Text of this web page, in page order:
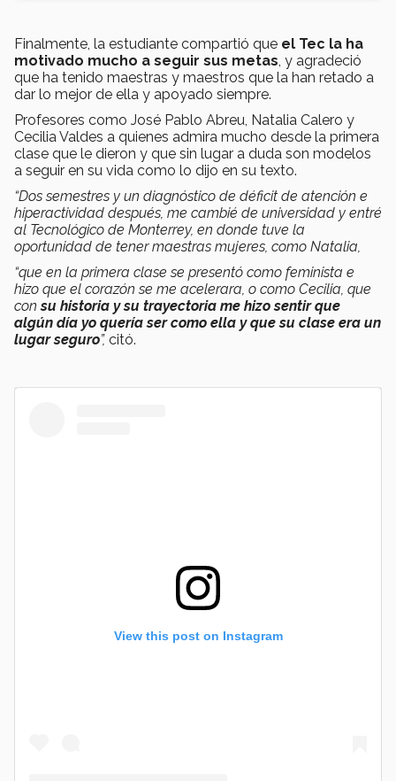
Finalmente, la estudiante compartió que el Tec la ha
motivado mucho a seguir sus metas , y agradeció
que ha tenido maestras y maestros que la han retado a
dar lo mejor de ella y apoyado siempre.
Profesores como José Pablo Abreu, Natalia Calero y
Cecilia Valdes a quienes admira mucho desde la primera
clase que le dieron y que sin lugar a duda son modelos
a seguir en su vida como lo dijo en su texto.
“Dos semestres y un diagnóstico de déficit de atención e
hiperactividad después, me cambié de universidad y entré
al Tecnológico de Monterrey, en donde tuve la
oportunidad de tener maestras mujeres, como Natalia,
“que en la primera clase se presentó como feminista e
hizo que el corazón se me acelerara, o como Cecilia, que
consu historia y su trayectoria me hizo sentir que
algún día yo quería ser como ella y que su clase era un
lugar seguro”, citó.
View this post on Instagram